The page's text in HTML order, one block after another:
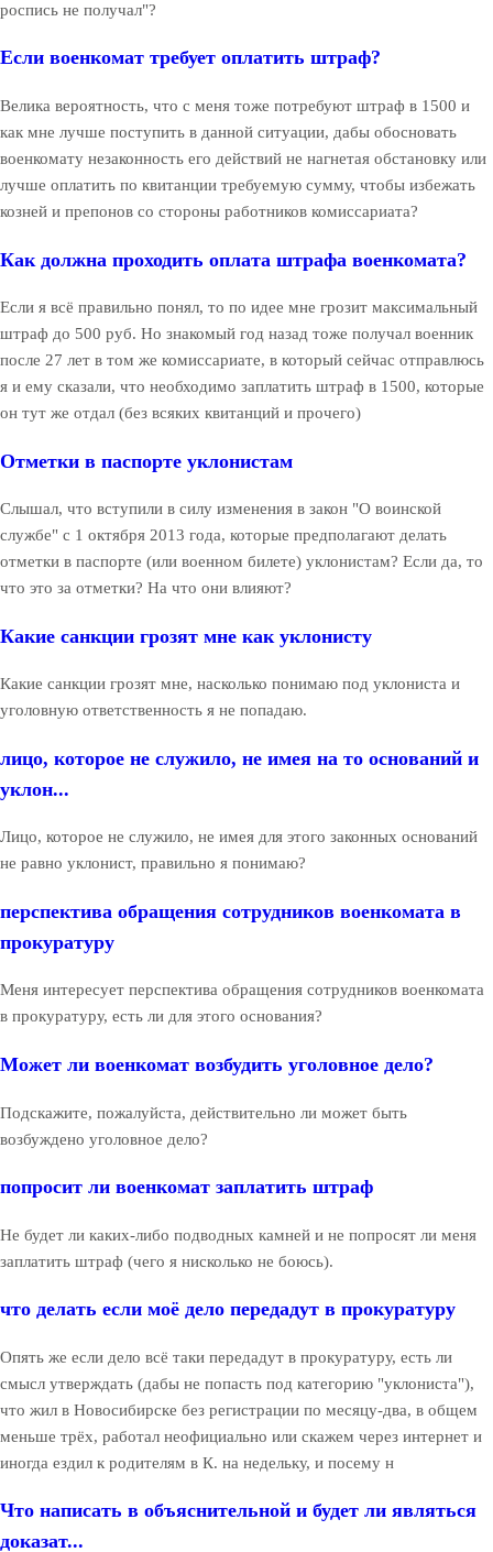
роспись не получал"?
Если военкомат требует оплатить штраф?
Велика вероятность, что с меня тоже потребуют штраф в 1500 и
как мне лучше поступить в данной ситуации, дабы обосновать
военкомату незаконность его действий не нагнетая обстановку или
лучше оплатить по квитанции требуемую сумму, чтобы избежать
козней и препонов со стороны работников комиссариата?
Как должна проходить оплата штрафа военкомата?
Если я всё правильно понял, то по идее мне грозит максимальный
штраф до 500 руб. Но знакомый год назад тоже получал военник
после 27 лет в том же комиссариате, в который сейчас отправлюсь
я и ему сказали, что необходимо заплатить штраф в 1500, которые
он тут же отдал (без всяких квитанций и прочего)
Отметки в паспорте уклонистам
Слышал, что вступили в силу изменения в закон "О воинской
службе" с 1 октября 2013 года, которые предполагают делать
отметки в паспорте (или военном билете) уклонистам? Если да, то
что это за отметки? На что они влияют?
Какие санкции грозят мне как уклонисту
Какие санкции грозят мне, насколько понимаю под уклониста и
уголовную ответственность я не попадаю.
лицо, которое не служило, не имея на то оснований и
уклон...
Лицо, которое не служило, не имея для этого законных оснований
не равно уклонист, правильно я понимаю?
перспектива обращения сотрудников военкомата в
прокуратуру
Меня интересует перспектива обращения сотрудников военкомата
в прокуратуру, есть ли для этого основания?
Может ли военкомат возбудить уголовное дело?
Подскажите, пожалуйста, действительно ли может быть
возбуждено уголовное дело?
попросит ли военкомат заплатить штраф
Не будет ли каких-либо подводных камней и не попросят ли меня
заплатить штраф (чего я нисколько не боюсь).
что делать если моё дело передадут в прокуратуру
Опять же если дело всё таки передадут в прокуратуру, есть ли
смысл утверждать (дабы не попасть под категорию "уклониста"),
что жил в Новосибирске без регистрации по месяцу-два, в общем
меньше трёх, работал неофициально или скажем через интернет и
иногда ездил к родителям в К. на недельку, и посему н
Что написать в объяснительной и будет ли являться
доказат...